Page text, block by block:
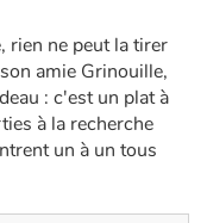
rien ne peut la tirer
amie Grinouille,
: c'est un plat à
à la recherche
un à un tous